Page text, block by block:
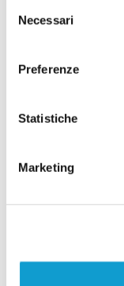
delNecessari
Preferenze
Statistiche
Marketing